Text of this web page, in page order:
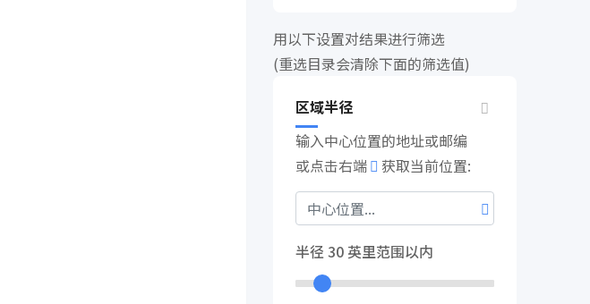
用以下设置对结果进行筛选
(重选目录会清除下面的筛选值)
区域半径
输入中心位置的地址或邮编
或点击右端
获取当前位置:
半径 30英里范围以内